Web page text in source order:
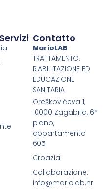
Servizi Contatto
MarioLAB
TRATTAMENTO,
RIABILITAZIONE ED
EDUCAZIONE
SANITARIA
Oreškovićeva 1,
10000 Zagabria, 6°
piano,
appartamento
605
Croazia
Collaborazione:
info@mariolab.hr